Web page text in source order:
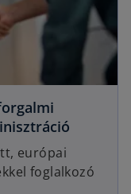
európai
foglalkozó